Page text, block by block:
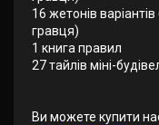
16 жетонів
гравця)
1 книга правил
27 тайлів міні-
Ви можете купити